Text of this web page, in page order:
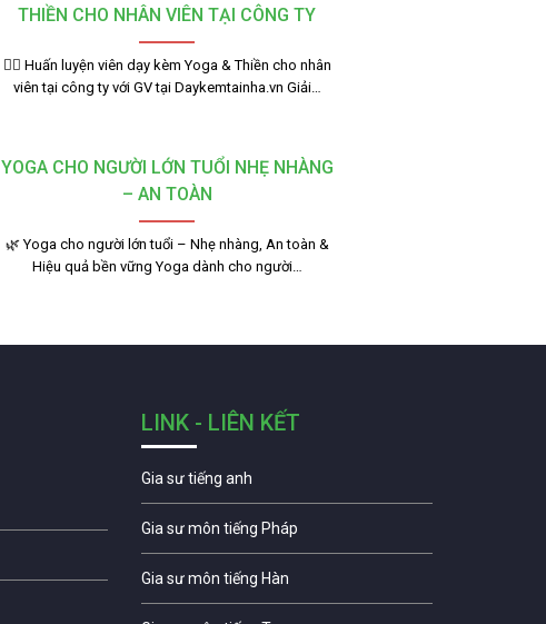
THIỀN CHO NHÂN VIÊN TẠI CÔNG TY
🧘‍♂️ Huấn luyện viên dạy kèm Yoga & Thiền cho nhân
viên tại công ty với GV tại Daykemtainha.vn Giải…
YOGA CHO NGƯỜI LỚN TUỔI NHẸ NHÀNG
– AN TOÀN
🌿 Yoga cho người lớn tuổi – Nhẹ nhàng, An toàn &
Hiệu quả bền vững Yoga dành cho người…
LINK - LIÊN KẾT
Gia sư tiếng anh
Gia sư môn tiếng Pháp
Gia sư môn tiếng Hàn